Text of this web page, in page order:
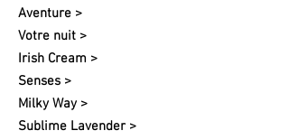
Aventure >
Votre nuit​ >
Irish Cream >
Senses >
Milky Way >
Sublime Lavender >